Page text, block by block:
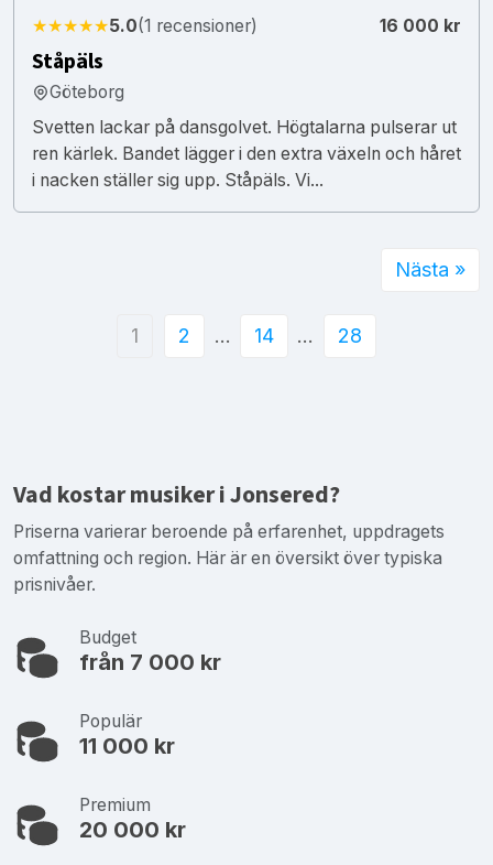
★★★★★5.0(1 recensioner) 16 000 kr
Ståpäls
Göteborg
Svetten lackar på dansgolvet. Högtalarna pulserar ut
ren kärlek. Bandet lägger i den extra växeln och håret
i nacken ställer sig upp. Ståpäls. Vi...
1 2 … 14 … 28
Nästa »
Vad kostar musiker i Jonsered?
Priserna varierar beroende på erfarenhet, uppdragets
omfattning och region. Här är en översikt över typiska
prisnivåer.
Budget
från 7 000 kr
Populär
11 000 kr
Premium
20 000 kr